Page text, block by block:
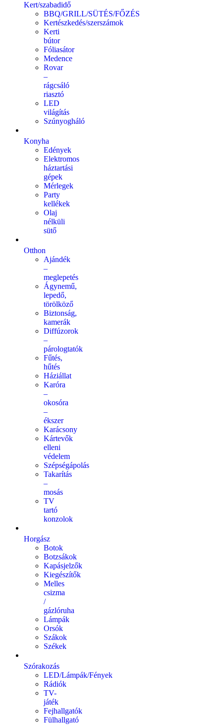
Kert/szabadidő
BBQ/GRILL/SÜTÉS/FŐZÉS
Kertészkedés/szerszámok
Kerti
bútor
Fóliasátor
Medence
Rovar
–
rágcsáló
riasztó
LED
világítás
Szúnyogháló
Konyha
Edények
Elektromos
háztartási
gépek
Mérlegek
Party
kellékek
Olaj
nélküli
sütő
Otthon
Ajándék
–
meglepetés
Ágynemű,
lepedő,
törölköző
Biztonság,
kamerák
Diffúzorok
–
párologtatók
Fűtés,
hűtés
Háziállat
Karóra
–
okosóra
–
ékszer
Karácsony
Kártevők
elleni
védelem
Szépségápolás
Takarítás
–
mosás
TV
tartó
konzolok
Horgász
Botok
Botzsákok
Kapásjelzők
Kiegészítők
Melles
csizma
/
gázlóruha
Lámpák
Orsók
Szákok
Székek
Szórakozás
LED/Lámpák/Fények
Rádiók
TV-
játék
Fejhallgatók
Fülhallgató